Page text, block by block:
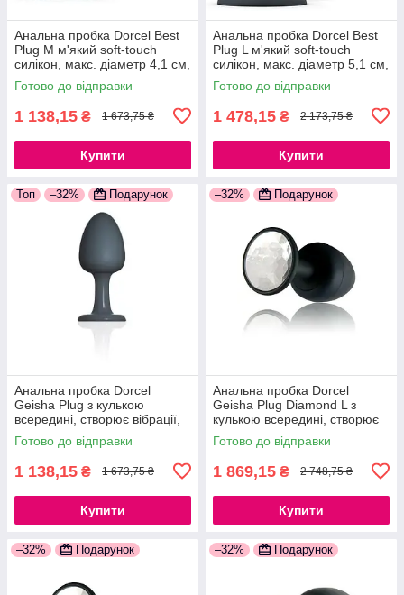
Анальна пробка Dorcel Best
Plug M м'який soft-touch
силікон, макс. діаметр 4,1 см,
звужений і округлений кінчик,
м'який силікон
Готово до відправки
1 138,15 ₴ 1 673,75 ₴
Купити
Анальна пробка Dorcel Best
Plug L м'який soft-touch
силікон, макс. діаметр 5,1 см,
звужений і округлений кінчик,
м'який силікон
Готово до відправки
1 478,15 ₴ 2 173,75 ₴
Купити
Топ –32% Подарунок
Анальна пробка Dorcel
Geisha Plug з кулькою
всередині, створює вібрації,
макс. діаметр 3,2 см,
силіконова
Готово до відправки
1 138,15 ₴ 1 673,75 ₴
Купити
–32% Подарунок
Анальна пробка Dorcel
Geisha Plug Diamond L з
кулькою всередині, створює
вібрації, макс. діаметр 4см
777Store.com.ua
Готово до відправки
1 869,15 ₴ 2 748,75 ₴
Купити
–32% Подарунок –32% Подарунок